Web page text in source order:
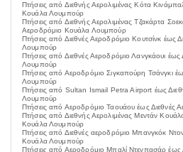
Πτήσεις από Διεθνής Αερολιμένας Κότα
Κουάλα Λουμπούρ
Πτήσεις από Διεθνής Αερολιμένας Τζακάρτα
Αεροδρόμιο Κουάλα Λουμπούρ
Πτήσεις από Διεθνές Αεροδρόμιο Κουτσίνκ έως
Λουμπούρ
Πτήσεις από Διεθνές Αεροδρόμιο Λανγκάουι
Λουμπούρ
Πτήσεις από Αεροδρόμιο Σιγκαπούρη Τσάνγκι
Λουμπούρ
Πτήσεις από Sultan Ismail Petra Airport έως
Λουμπούρ
Πτήσεις από Αεροδρόμιο Ταουάου έως Διεθνές
Πτήσεις από Διεθνής Αερολιμένας Μεντάν
Κουάλα Λουμπούρ
Πτήσεις από Διεθνές αεροδρόμιο Μπανγκόκ
Κουάλα Λουμπούρ
Πτήσεις από Αεροδρόμιο Μπαλί Ντενπασάρ έως